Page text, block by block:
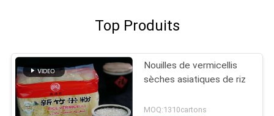
Top Produits
Nouilles de vermicellis
sèches asiatiques de riz
MOQ:1310cartons